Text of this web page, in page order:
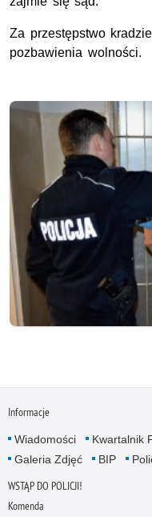
Za przestępstwo
pozbawienia wolności.
Informacje
Wiadomości Kwartalnik
Galeria Zdjęć
BIP
WSTĄP DO POLICJI!
Komenda